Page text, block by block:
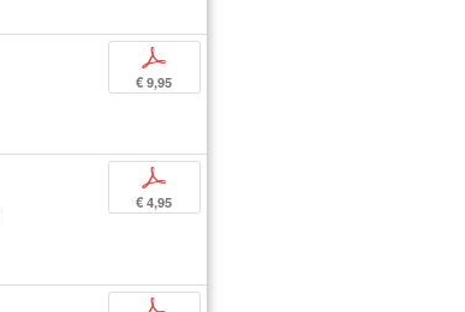
p
€ 9,95
p
€ 4,95